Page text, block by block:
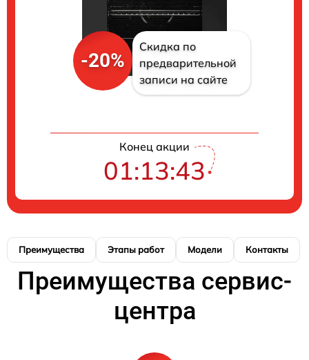
-20%
Скидка по
предварительной
записи на сайте
Конец акции
01:13:42
Преимущества Этапы работ Модели Контакты
Преимущества сервис-
центра